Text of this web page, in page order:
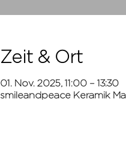
Zeit & Ort
01. Nov. 2025, 11:00 – 13:30
smileandpeace Keramik